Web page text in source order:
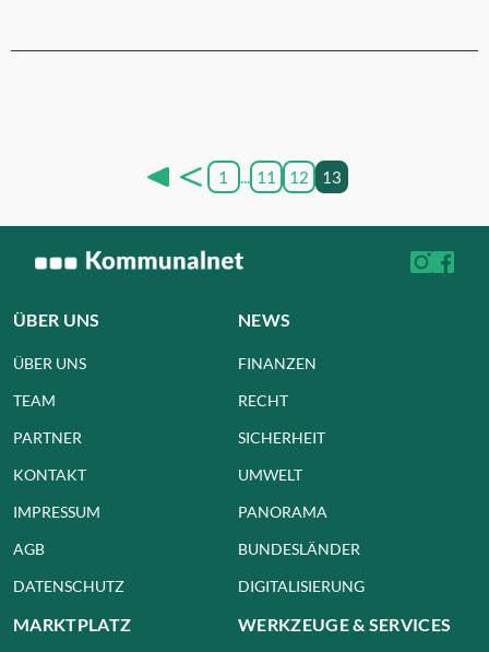
1 11 12 13
ÜBER UNS
ÜBER UNS
TEAM
PARTNER
KONTAKT
IMPRESSUM
AGB
DATENSCHUTZ
NEWS
FINANZEN
RECHT
SICHERHEIT
UMWELT
PANORAMA
BUNDESLÄNDER
DIGITALISIERUNG
MARKTPLATZ WERKZEUGE & SERVICES